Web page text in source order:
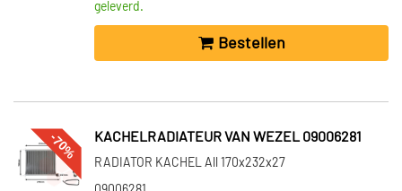
geleverd.
Bestellen
-70% KACHELRADIATEUR VAN WEZEL 09006281
RADIATOR KACHEL All 170x232x27